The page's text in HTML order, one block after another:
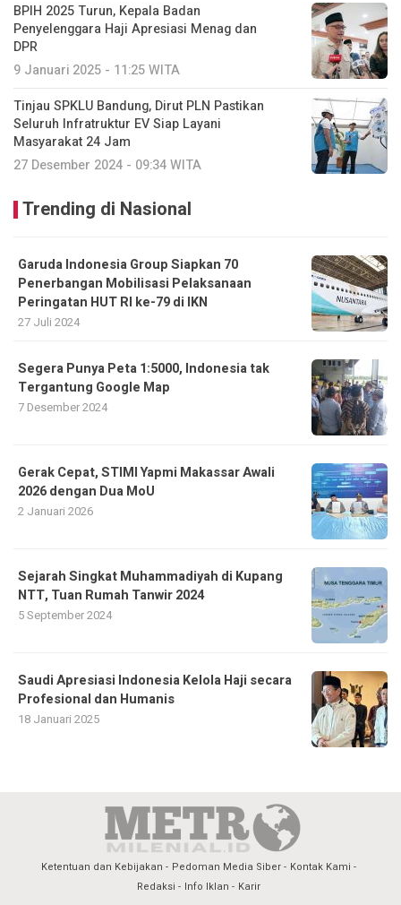
BPIH 2025 Turun, Kepala Badan
Penyelenggara Haji Apresiasi Menag dan
DPR
9 Januari 2025 - 11:25 WITA
Tinjau SPKLU Bandung, Dirut PLN Pastikan
Seluruh Infratruktur EV Siap Layani
Masyarakat 24 Jam
27 Desember 2024 - 09:34 WITA
Trending di Nasional
Garuda Indonesia Group Siapkan 70
Penerbangan Mobilisasi Pelaksanaan
Peringatan HUT RI ke-79 di IKN
27 Juli 2024
Segera Punya Peta 1:5000, Indonesia tak
Tergantung Google Map
7 Desember 2024
Gerak Cepat, STIMI Yapmi Makassar Awali
2026 dengan Dua MoU
2 Januari 2026
Sejarah Singkat Muhammadiyah di Kupang
NTT, Tuan Rumah Tanwir 2024
5 September 2024
Saudi Apresiasi Indonesia Kelola Haji secara
Profesional dan Humanis
18 Januari 2025
Ketentuan dan Kebijakan Pedoman Media Siber
Kontak Kami
Redaksi
Info Iklan Karir